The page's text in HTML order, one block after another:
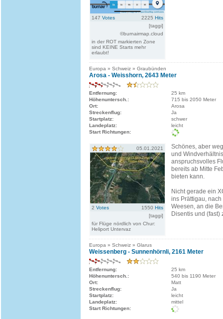
147 Votes 2225 Hits
[taggi]
©burnairmap.cloud
in der ROT markierten Zone
sind KEINE Starts mehr
erlaubt!
Europa » Schweiz » Graubünden
Arosa - Weisshorn, 2643 Meter
Entfernung:
25 km
Höhenuntersch.:
715 bis 2050 Meter
Ort:
Arosa
Streckenflug:
Ja
Startplatz:
schwer
Landeplatz:
leicht
Start Richtungen:
05.01.2021
2 Votes 1550 Hits
[taggi]
für Flüge nördlich von Chur:
Heliport Untervaz
Schönes, aber
und
anspruchsvolles
bereits ab Mitte
bieten kann.
Nicht gerade ein
ins Prättigau, nach
Weesen, an die
Disentis und (fast)
Europa » Schweiz » Glarus
Weissenberg - Sunnenhörnli, 2161 Meter
Entfernung:
25 km
Höhenuntersch.:
540 bis 1190 Meter
Ort:
Matt
Streckenflug:
Ja
Startplatz:
leicht
Landeplatz:
mittel
Start Richtungen: